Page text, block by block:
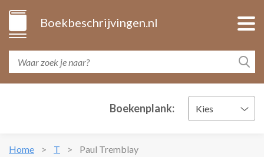
Boekbeschrijvingen.nl
Boekenplank: Kies
Home T Paul Tremblay